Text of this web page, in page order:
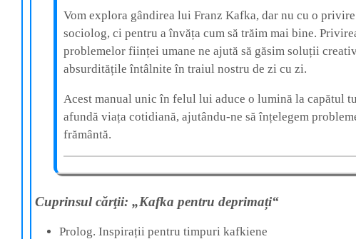
Vom explora gândirea lui Franz Kafka, dar nu cu o
sociolog, ci pentru a învăța cum să trăim mai bine.
problemelor ființei umane ne ajută să găsim soluții
absurditățile întâlnite în traiul nostru de zi cu zi.
Acest manual unic în felul lui aduce o lumină la capătul
afundă viața cotidiană, ajutându-ne să înțelegem
frământă.
Cuprinsul cărţii: „Kafka pentru deprimați“
Prolog. Inspirații pentru timpuri kafkiene